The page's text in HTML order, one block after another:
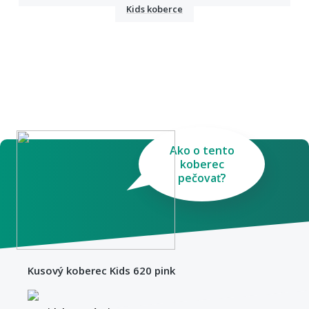
Kids koberce
Ako o tento
koberec
pečovať?
Kusový koberec Kids 620 pink